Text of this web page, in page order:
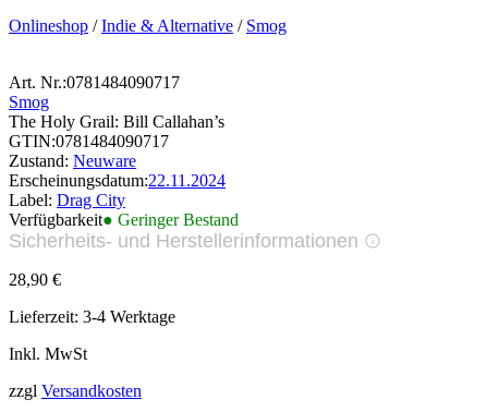
Onlineshop /Indie & Alternative / Smog
Art. Nr.:0781484090717
Smog
The Holy Grail: Bill Callahan’s
GTIN:0781484090717
Zustand: Neuware
Erscheinungsdatum:22.11.2024
Label: Drag City
Verfügbarkeit● Geringer Bestand
Sicherheits- und Herstellerinformationen
28,90 €
Lieferzeit: 3-4 Werktage
Inkl. MwSt
zzgl Versandkosten